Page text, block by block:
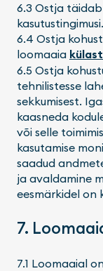
6.3 Ostja
kasutustingimusi.
6.4 Ostja
loomaaia
6.5 Ostja
tehnilistesse
sekkumisest.
kaasneda
või selle
kasutamise
saadud
ja avaldamine
eesmärkidel on
7.
7.1 Loomaaial